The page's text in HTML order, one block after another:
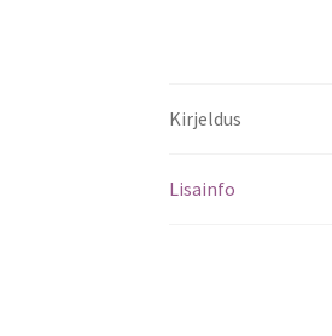
Kirjeldus
Lisainfo